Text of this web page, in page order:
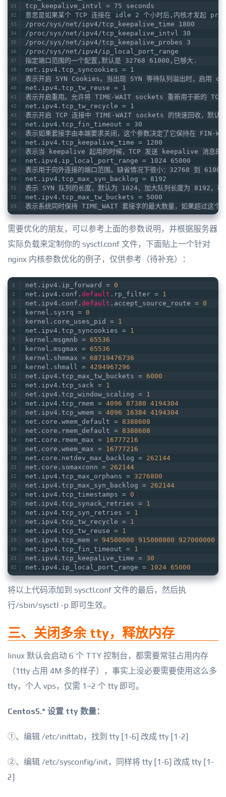
tcp_keepalive_intvl = 75 seconds
意思是如果某个 TCP 连接在 idle 2 个小时后,内核才发起
/proc/sys/net/ipv4/tcp_keepalive_time 1800
/proc/sys/net/ipv4/tcp_keepalive_intvl 30
/proc/sys/net/ipv4/tcp_keepalive_probes 3
/proc/sys/net/ipv4/ip_local_port_range
指定端口范围的一个配置,默认是 32768 61000,已够大.
net.ipv4.tcp_syncookies = 1
表示开启 SYN Cookies。当出现 SYN 等待队列溢出时，启用
net.ipv4.tcp_tw_reuse = 1
表示开启重用。允许将 TIME-WAIT sockets 重新用于新的 TCP
net.ipv4.tcp_tw_recycle = 1
表示开启 TCP 连接中 TIME-WAIT sockets 的快速回收，默认
net.ipv4.tcp_fin_timeout = 30
表示如果套接字由本端要求关闭，这个参数决定了它保持在 FIN-
net.ipv4.tcp_keepalive_time = 1200
表示当 keepalive 起用的时候，TCP 发送 keepalive 消息的
net.ipv4.ip_local_port_range = 1024 65000
表示用于向外连接的端口范围。缺省情况下很小：32768 到
net.ipv4.tcp_max_syn_backlog = 8192
表示 SYN 队列的长度，默认为 1024，加大队列长度为 8192，可
net.ipv4.tcp_max_tw_buckets = 5000
表示系统同时保持 TIME_WAIT 套接字的最大数量，如果超过这
需要优化的朋友，可以参考上面的参数说明，并根据服务器
实际负载来定制你的 sysctl.conf 文件，下面贴上一个针对
nginx 内核参数优化的例子，仅供参考（待补充）：
net.ipv4.ip_forward = 0
net.ipv4.conf. default .rp_filter = 1
net.ipv4.conf. default .accept_source_route = 0
kernel.sysrq = 0
kernel.core_uses_pid = 1
net.ipv4.tcp_syncookies = 1
kernel.msgmnb = 65536
kernel.msgmax = 65536
kernel.shmmax = 68719476736
kernel.shmall = 4294967296
net.ipv4.tcp_max_tw_buckets = 6000
net.ipv4.tcp_sack = 1
net.ipv4.tcp_window_scaling = 1
net.ipv4.tcp_rmem = 4096 87380 4194304
net.ipv4.tcp_wmem = 4096 16384 4194304
net.core.wmem_default = 8388608
net.core.rmem_default = 8388608
net.core.rmem_max = 16777216
net.core.wmem_max = 16777216
net.core.netdev_max_backlog = 262144
net.core.somaxconn = 262144
net.ipv4.tcp_max_orphans = 3276800
net.ipv4.tcp_max_syn_backlog = 262144
net.ipv4.tcp_timestamps = 0
net.ipv4.tcp_synack_retries = 1
net.ipv4.tcp_syn_retries = 1
net.ipv4.tcp_tw_recycle = 1
net.ipv4.tcp_tw_reuse = 1
net.ipv4.tcp_mem = 94500000 915000000
927000000
net.ipv4.tcp_fin_timeout = 1
net.ipv4.tcp_keepalive_time = 30
net.ipv4.ip_local_port_range = 1024 65000
将以上代码添加到 sysctl.conf 文件的最后，然后执
行/sbin/sysctl -p 即可生效。
三、关闭多余 tty，释放内存
linux 默认会启动 6 个 TTY 控制台，都需要常驻占用内存
（1tty 占用 4M 多的样子），事实上没必要需要使用这么多
tty，个人 vps，仅需 1~2 个 tty 即可。
Centos5.* 设置 tty 数量：
①、编辑 /etc/inittab，找到 tty [1-6] 改成 tty [1-2]
②、编辑 /etc/sysconfig/init，同样将 tty [1-6] 改成 tty [1-
2]